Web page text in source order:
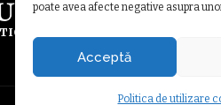
poate avea afecte negative asupra
Acceptă
Politica de utilizare
DE UTILIZARE COOKIE